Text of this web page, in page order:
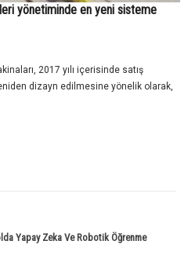
yönetiminde en yeni sisteme
2017 yılı içerisinde satış
dizayn edilmesine yönelik olarak,
Yapay Zeka Ve Robotik Öğrenme